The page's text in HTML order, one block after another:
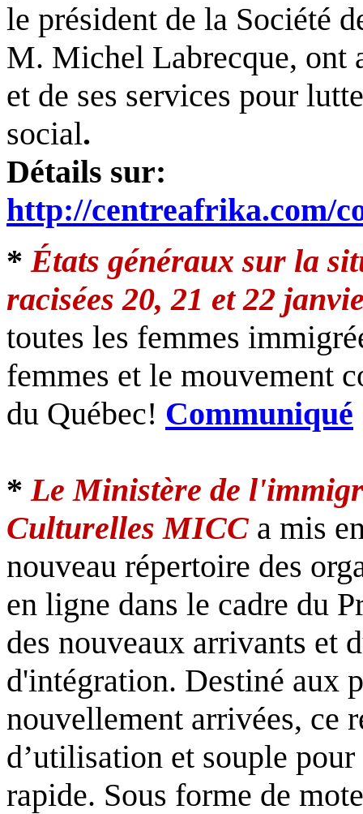
le président de la Société
M. Michel Labrecque, ont
et de ses services pour
social.
Détails sur:
http://centreafrika.com/
*États généraux sur la
racisées 20, 21 et 22
toutes les femmes
femmes et le mouvement
du Québec! Communiqué
*Le Ministère de
Culturelles MICC a mis
nouveau répertoire des
en ligne dans le cadre du
des nouveaux arrivants et
d'intégration. Destiné aux
nouvellement arrivées, ce
d’utilisation et souple
rapide. Sous forme de